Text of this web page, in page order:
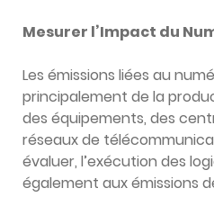
Mesurer l’Impact du
Les émissions liées au
principalement de la
des équipements, des
réseaux de
évaluer, l’exécution des
également aux émissions